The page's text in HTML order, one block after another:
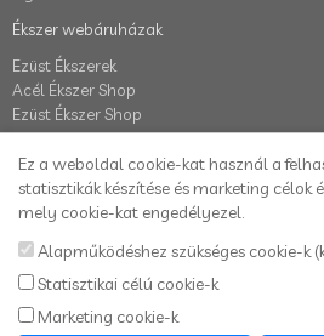
Ékszer webáruházak
Ezüst Ékszerek
Acél Ékszer Shop
Ezüst Ékszer Shop
Fiók
Elállás a szerződéstől
Kívánságlista
Hírlevél
Ez a weboldal cookie-kat használ a
statisztikák készítése és marketing célok
mely cookie-kat engedélyezel.
Alapműködéshez szükséges cookie-k
Statisztikai célú cookie-k
Marketing cookie-k